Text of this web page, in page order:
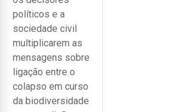
políticos e a
sociedade civil
multiplicarem as
mensagens sobre
ligação entre o
colapso em curso
da biodiversidade